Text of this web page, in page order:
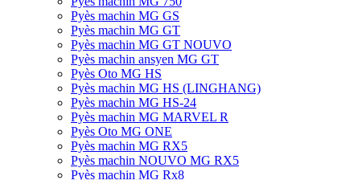
Pyès machin MG GS
Pyès machin MG GT
Pyès machin MG GT NOUVO
Pyès machin ansyen MG GT
Pyès Oto MG HS
Pyès machin MG HS (LINGHANG)
Pyès machin MG HS-24
Pyès machin MG MARVEL R
Pyès Oto MG ONE
Pyès machin MG RX5
Pyès machin NOUVO MG RX5
Pyès machin MG Rx8